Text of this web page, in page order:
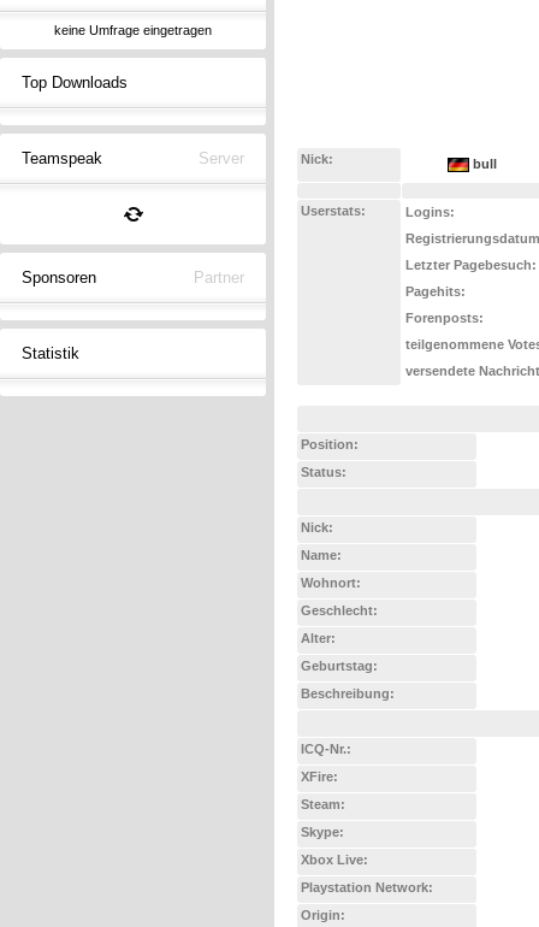
keine Umfrage eingetragen
Top Downloads
Teamspeak Server
Sponsoren Partner
Statistik
Nick: bull
Userstats:
Logins:
Letzter Pagebesuch:
Pagehits:
Forenposts:
teilgenommene
versendete
Position:
Status:
Nick:
Name:
Wohnort:
Geschlecht:
Alter:
Geburtstag:
Beschreibung:
ICQ-Nr.:
XFire:
Steam:
Skype:
Xbox Live:
Playstation Network:
Origin: